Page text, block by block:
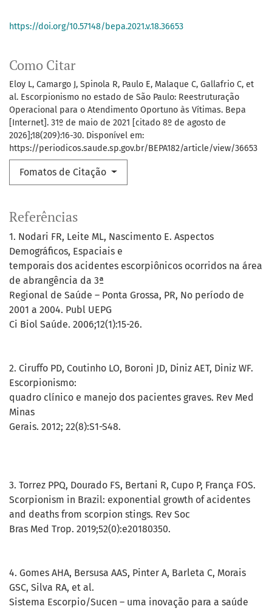
Como Citar
Eloy L, Camargo J, Spinola R, Paulo E, Malaque C, Gallafrio C, et
al. Escorpionismo no estado de São Paulo: Reestruturação
Operacional para o Atendimento Oportuno às Vítimas. Bepa
[Internet]. 31º de maio de 2021 [citado 8º de agosto de
2026];18(209):16-30. Disponível em:
https://periodicos.saude.sp.gov.br/BEPA182/article/view/36653
Fomatos de Citação
https://doi.org/10.57148/bepa.2021.v.18.36653
Referências
1. Nodari FR, Leite ML, Nascimento E. Aspectos
Demográficos, Espaciais e
temporais dos acidentes escorpiônicos ocorridos na área
de abrangência da 3ª
Regional de Saúde – Ponta Grossa, PR, No período de
2001 a 2004. Publ UEPG
Ci Biol Saúde. 2006;12(1):15-26.
2. Ciruffo PD, Coutinho LO, Boroni JD, Diniz AET, Diniz WF.
Escorpionismo:
quadro clínico e manejo dos pacientes graves. Rev Med
Minas
Gerais. 2012; 22(8):S1-S48.
3. Torrez PPQ, Dourado FS, Bertani R, Cupo P, França FOS.
Scorpionism in Brazil: exponential growth of acidentes
and deaths from scorpion stings. Rev Soc
Bras Med Trop. 2019;52(0):e20180350.
4. Gomes AHA, Bersusa AAS, Pinter A, Barleta C, Morais
GSC, Silva RA, et al.
Sistema Escorpio/Sucen – uma inovação para a saúde